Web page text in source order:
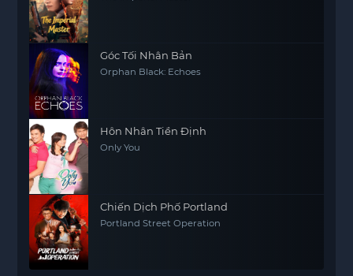
Góc Tối Nhân Bản
Orphan Black: Echoes
Hôn Nhân Tiền Định
Only You
Chiến Dịch Phố Portland
Portland Street Operation